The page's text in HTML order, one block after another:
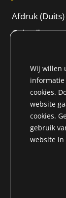
Afdruk (Duits)
ALGEMENE
Content
Wij willen
informatie
cookies.
website
cookies.
gebruik
website in